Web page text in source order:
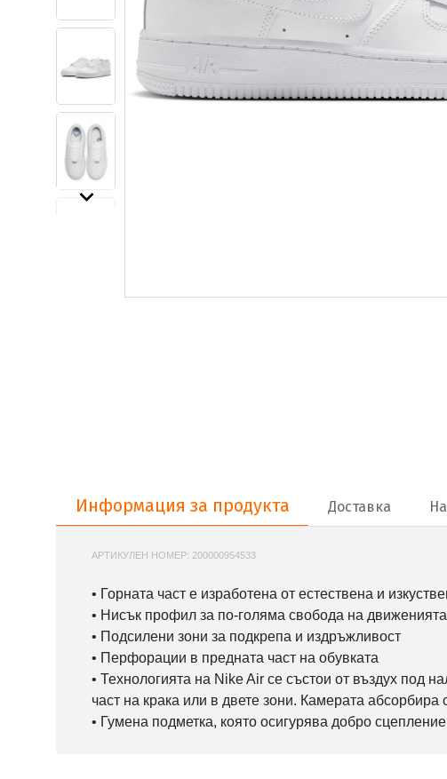
Информация за продукта
Доставка
АРТИКУЛЕН НОМЕР: 200000954533
• Горната част е изработена от естествена и
• Нисък профил за по-голяма свобода на движенията
• Подсилени зони за подкрепа и издръжливост
• Перфорации в предната част на обувката
• Технологията на Nike Air се състои от въздух под
част на крака или в двете зони. Камерата
• Гумена подметка, която осигурява добро сцепление